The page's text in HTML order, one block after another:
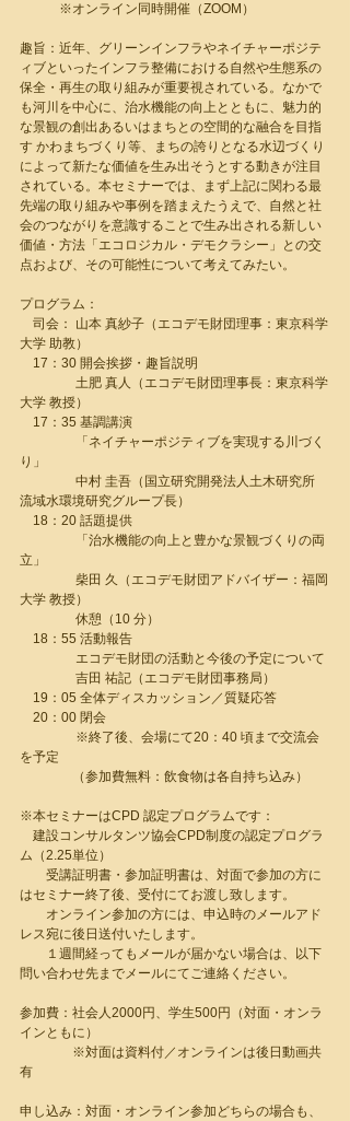
特集記事
※オンライン同時開催（ZOOM）
趣旨：近年、グリーンインフラやネイチャーポジテ
ィブといったインフラ整備における自然や生態系の
保全・再生の取り組みが重要視されている。なかで
も河川を中心に、治水機能の向上とともに、魅力的
な景観の創出あるいはまちとの空間的な融合を目指
す かわまちづくり等、まちの誇りとなる水辺づくり
によって新たな価値を生み出そうとする動きが注目
されている。本セミナーでは、まず上記に関わる最
先端の取り組みや事例を踏まえたうえで、自然と社
会のつながりを意識することで生み出される新しい
価値・方法「エコロジカル・デモクラシー」との交
点および、その可能性について考えてみたい。
プログラム：
司会： 山本 真紗子（エコデモ財団理事：東京科学
大学 助教）
17：30 開会挨拶・趣旨説明
土肥 真人（エコデモ財団理事長：東京科学
大学 教授）
17：35 基調講演
「ネイチャーポジティブを実現する川づく
り」
中村 圭吾（国立研究開発法人土木研究所
流域水環境研究グループ長）
18：20 話題提供
「治水機能の向上と豊かな景観づくりの両
立」
柴田 久（エコデモ財団アドバイザー：福岡
大学 教授）
休憩（10 分）
18：55 活動報告
エコデモ財団の活動と今後の予定について
吉田 祐記（エコデモ財団事務局）
19：05 全体ディスカッション／質疑応答
20：00 閉会
※終了後、会場にて20：40 頃まで交流会
を予定
（参加費無料：飲食物は各自持ち込み）
※本セミナーはCPD 認定プログラムです：
建設コンサルタンツ協会CPD制度の認定プログラ
ム（2.25単位）
受講証明書・参加証明書は、対面で参加の方に
はセミナー終了後、受付にてお渡し致します。
オンライン参加の方には、申込時のメールアド
レス宛に後日送付いたします。
１週間経ってもメールが届かない場合は、以下
問い合わせ先までメールにてご連絡ください。
参加費：社会人2000円、学生500円（対面・オンラ
インともに）
※対面は資料付／オンラインは後日動画共
有
申し込み：対面・オンライン参加どちらの場合も、